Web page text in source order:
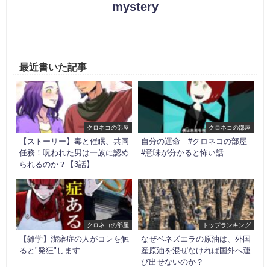
mystery
最近書いた記事
クロネコの部屋
【ストーリー】毒と催眠、共同
任務！呪われた男は一族に認め
られるのか？【3話】
クロネコの部屋
自分の運命 #クロネコの部屋
#意味が分かると怖い話
クロネコの部屋
【雑学】潔癖症の人がコレを触
ると"発狂"します
トップランキング
なぜベネズエラの原油は、外国
産原油を混ぜなければ国外へ運
び出せないのか？